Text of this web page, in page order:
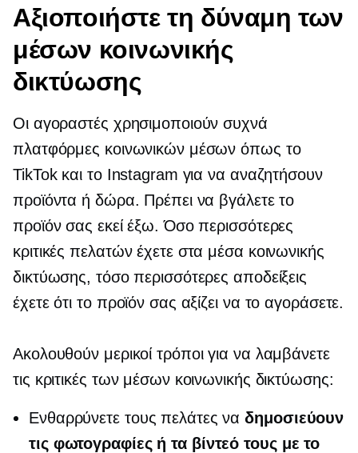
Αξιοποιήστε τη δύναμη των
μέσων κοινωνικής
δικτύωσης
Οι αγοραστές χρησιμοποιούν συχνά
πλατφόρμες κοινωνικών μέσων όπως το
TikTok και το Instagram για να αναζητήσουν
προϊόντα ή δώρα. Πρέπει να βγάλετε το
προϊόν σας εκεί έξω. Όσο περισσότερες
κριτικές πελατών έχετε στα μέσα κοινωνικής
δικτύωσης, τόσο περισσότερες αποδείξεις
έχετε ότι το προϊόν σας αξίζει να το αγοράσετε.
Ακολουθούν μερικοί τρόποι για να λαμβάνετε
τις κριτικές των μέσων κοινωνικής δικτύωσης:
Ενθαρρύνετε τους πελάτες ναδημοσιεύουν
τις φωτογραφίες ή τα βίντεό τους με το